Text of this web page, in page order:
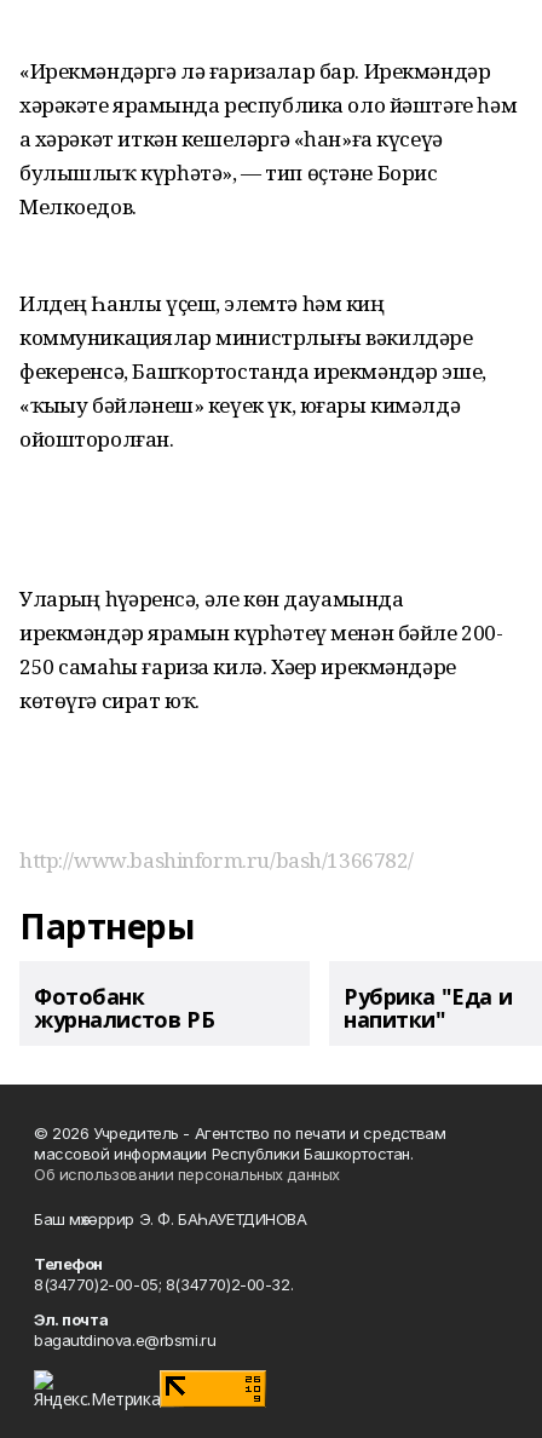
«Ирекмәндәргә лә ғаризалар бар. Ирекмәндәр
хәрәкәте ярҙамында республика оло йәштәге һәм
аҙ хәрәкәт иткән кешеләргә «һан»ға күсеүҙә
булышлыҡ күрһәтә», — тип өҫтәне Борис
Мелкоедов.
Илдең Һанлы үҫеш, элемтә һәм киң
коммуникациялар министрлығы вәкилдәре
фекеренсә, Башҡортостанда ирекмәндәр эше,
«ҡыҙыу бәйләнеш» кеүек үк, юғары кимәлдә
ойошторолған.
Уларҙың һүҙҙәренсә, әле көн дауамында
ирекмәндәр ярҙамын күрһәтеү менән бәйле 200-
250 самаһы ғариза килә. Хәҙер ирекмәндәрҙе
көтөүгә сират юҡ.
http://www.bashinform.ru/bash/1366782/
Партнеры
Фотобанк
журналистов РБ
Рубрика "Еда и
напитки"
© 2026 Учредитель - Агентство по печати и средствам
массовой информации Республики Башкортостан.
Об использовании персональных данных
Баш мөхәррир Э. Ф. БАҺАУЕТДИНОВА
Телефон
8(34770)2-00-05; 8(34770)2-00-32.
Эл. почта
bagautdinova.e@rbsmi.ru